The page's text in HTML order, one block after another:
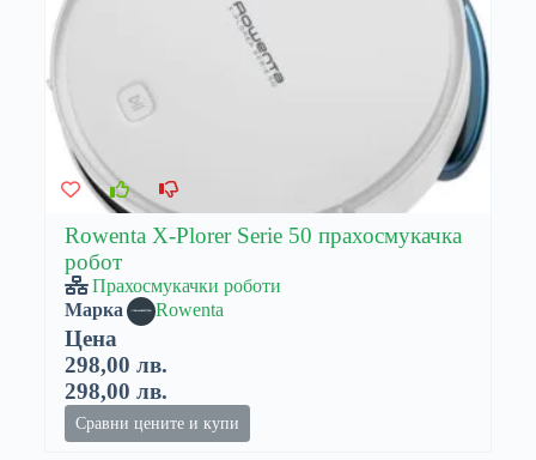
Rowenta X-Plorer Serie 50 прахосмукачка
робот
Прахосмукачки роботи
Марка
Rowenta
Цена
298,00 лв.
298,00 лв.
Сравни цените и купи